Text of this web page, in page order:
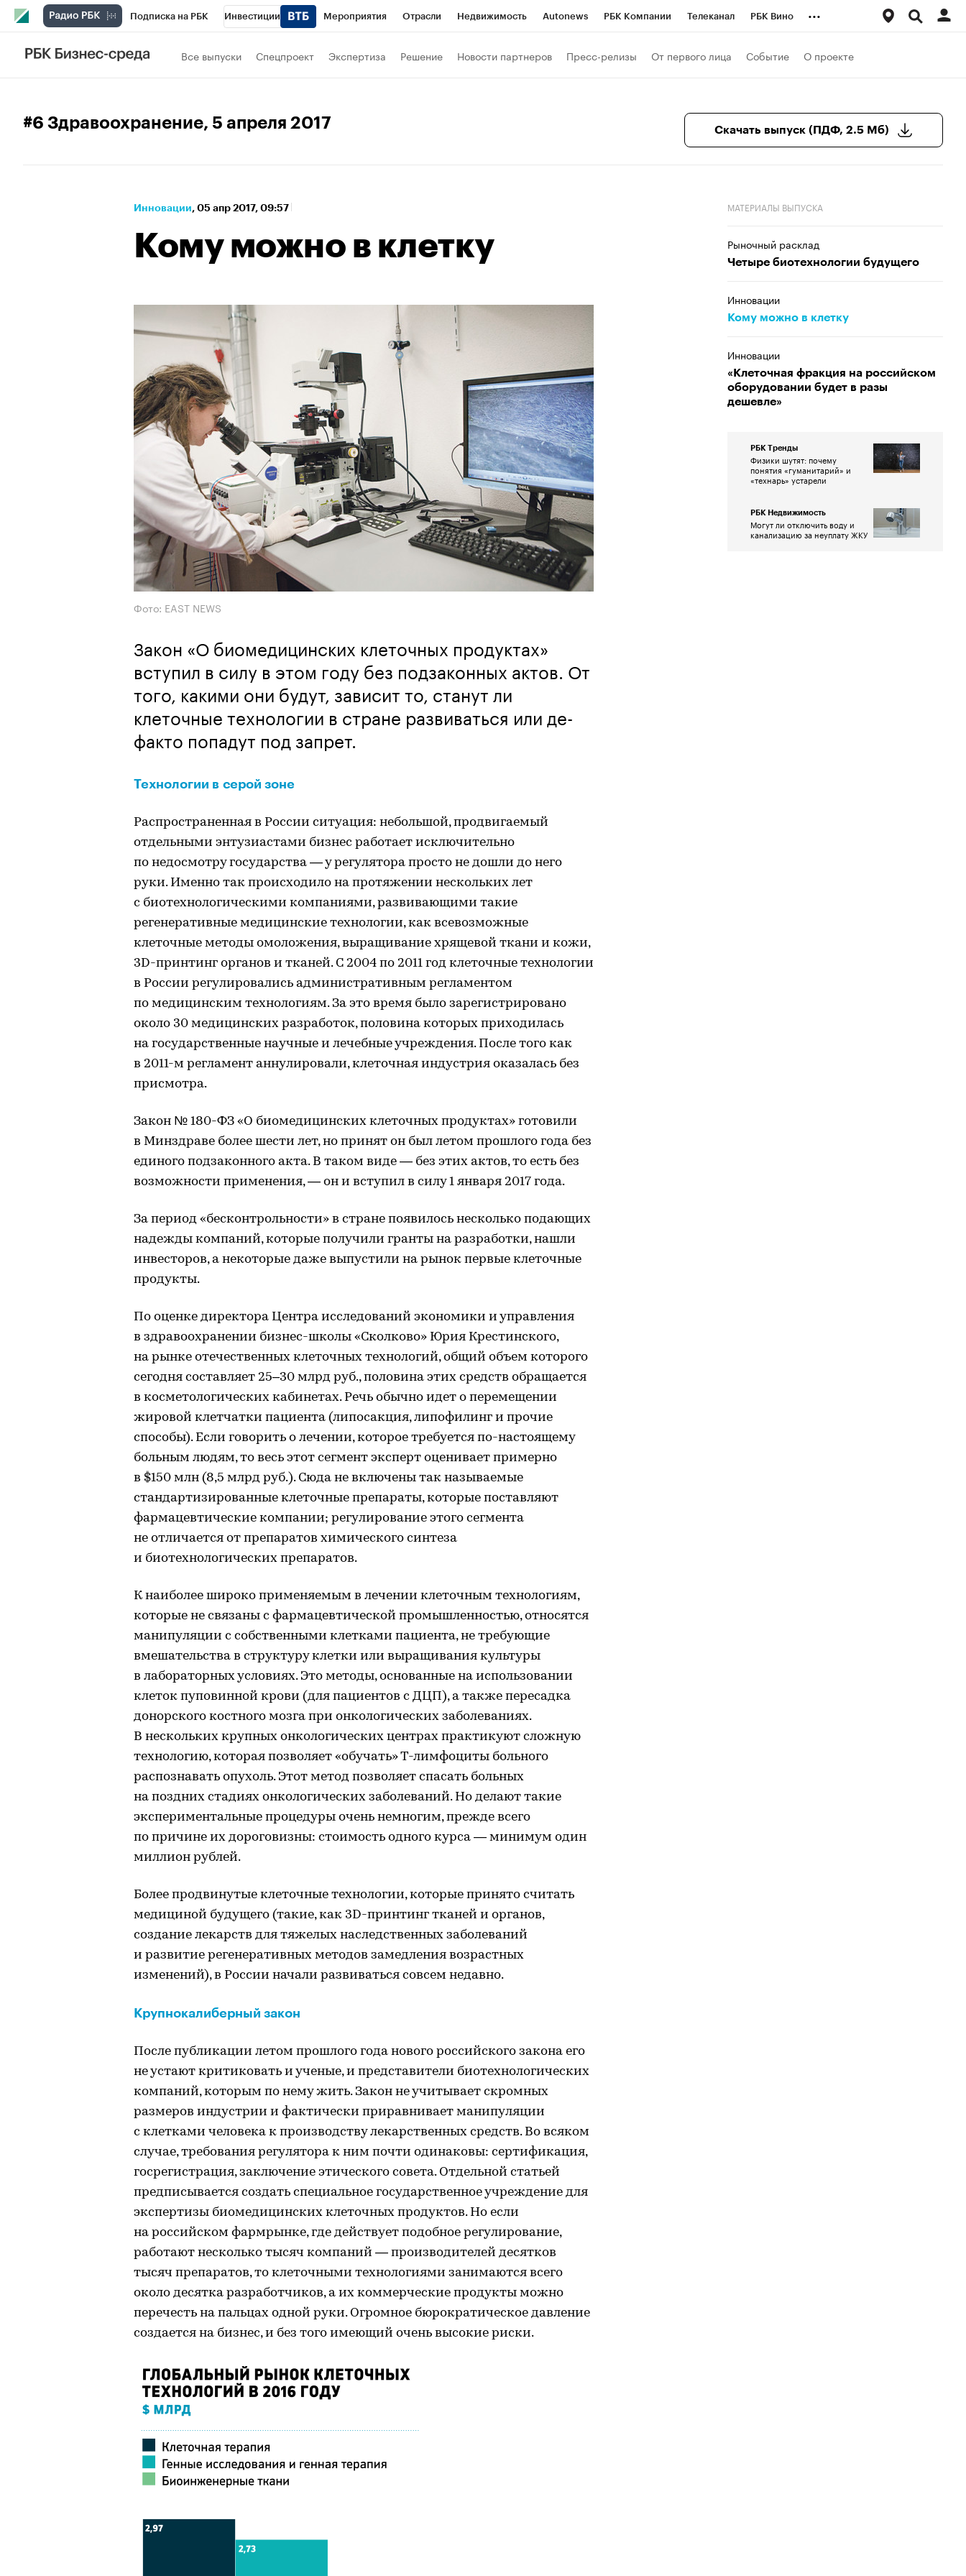
Подписка на РБК Инвестиции Мероприятия Отрасли Недвижимость Autonews РБК Компании Телеканал РБК Вино
Спорт
Бизнес
...
Все выпуски Спецпроект Экспертиза Решение Новости партнеров Пресс-релизы От первого лица Событие О проекте
#6 Здравоохранение, 5 апреля 2017 Скачать выпуск (ПДФ, 2.5 Мб)
Инновации⁠, 05 апр 2017, 09:57
Кому можно в клетку
Фото: EAST NEWS
Закон «О биомедицинских клеточных продуктах»
вступил в силу в этом году без подзаконных актов. От
того, какими они будут, зависит то, станут ли
клеточные технологии в стране развиваться или де-
факто попадут под запрет.
Технологии в серой зоне
Распространенная в России ситуация: небольшой, продвигаемый
отдельными энтузиастами бизнес работает исключительно
по недосмотру государства — у регулятора просто не дошли до него
руки. Именно так происходило на протяжении нескольких лет
с биотехнологическими компаниями, развивающими такие
регенеративные медицинские технологии, как всевозможные
клеточные методы омоложения, выращивание хрящевой ткани и кожи,
3D-принтинг органов и тканей. С 2004 по 2011 год клеточные технологии
в России регулировались административным регламентом
по медицинским технологиям. За это время было зарегистрировано
около 30 медицинских разработок, половина которых приходилась
на государственные научные и лечебные учреждения. После того как
в 2011-м регламент аннулировали, клеточная индустрия оказалась без
присмотра.
Закон № 180-ФЗ «О биомедицинских клеточных продуктах» готовили
в Минздраве более шести лет, но принят он был летом прошлого года без
единого подзаконного акта. В таком виде — без этих актов, то есть без
возможности применения, — он и вступил в силу 1 января 2017 года.
За период «бесконтрольности» в стране появилось несколько подающих
надежды компаний, которые получили гранты на разработки, нашли
инвесторов, а некоторые даже выпустили на рынок первые клеточные
продукты.
По оценке директора Центра исследований экономики и управления
в здравоохранении бизнес-школы «Сколково» Юрия Крестинского,
на рынке отечественных клеточных технологий, общий объем которого
сегодня составляет 25–30 млрд руб., половина этих средств обращается
в косметологических кабинетах. Речь обычно идет о перемещении
жировой клетчатки пациента (липосакция, липофилинг и прочие
способы). Если говорить о лечении, которое требуется по-настоящему
больным людям, то весь этот сегмент эксперт оценивает примерно
в $150 млн (8,5 млрд руб.). Сюда не включены так называемые
стандартизированные клеточные препараты, которые поставляют
фармацевтические компании; регулирование этого сегмента
не отличается от препаратов химического синтеза
и биотехнологических препаратов.
К наиболее широко применяемым в лечении клеточным технологиям,
которые не связаны с фармацевтической промышленностью, относятся
манипуляции с собственными клетками пациента, не требующие
вмешательства в структуру клетки или выращивания культуры
в лабораторных условиях. Это методы, основанные на использовании
клеток пуповинной крови (для пациентов с ДЦП), а также пересадка
донорского костного мозга при онкологических заболеваниях.
В нескольких крупных онкологических центрах практикуют сложную
технологию, которая позволяет «обучать» Т-лимфоциты больного
распознавать опухоль. Этот метод позволяет спасать больных
на поздних стадиях онкологических заболеваний. Но делают такие
экспериментальные процедуры очень немногим, прежде всего
по причине их дороговизны: стоимость одного курса — минимум один
миллион рублей.
Более продвинутые клеточные технологии, которые принято считать
медициной будущего (такие, как 3D-принтинг тканей и органов,
создание лекарств для тяжелых наследственных заболеваний
и развитие регенеративных методов замедления возрастных
изменений), в России начали развиваться совсем недавно.
Крупнокалиберный закон
После публикации летом прошлого года нового российского закона его
не устают критиковать и ученые, и представители биотехнологических
компаний, которым по нему жить. Закон не учитывает скромных
размеров индустрии и фактически приравнивает манипуляции
с клетками человека к производству лекарственных средств. Во всяком
случае, требования регулятора к ним почти одинаковы: сертификация,
госрегистрация, заключение этического совета. Отдельной статьей
предписывается создать специальное государственное учреждение для
экспертизы биомедицинских клеточных продуктов. Но если
на российском фармрынке, где действует подобное регулирование,
работают несколько тысяч компаний — производителей десятков
тысяч препаратов, то клеточными технологиями занимаются всего
около десятка разработчиков, а их коммерческие продукты можно
перечесть на пальцах одной руки. Огромное бюрократическое давление
создается на бизнес, и без того имеющий очень высокие риски.
МАТЕРИАЛЫ ВЫПУСКА
Рыночный расклад
Четыре биотехнологии будущего
Инновации
Кому можно в клетку
Инновации
«Клеточная фракция на российском
оборудовании будет в разы
дешевле»
РБК Тренды
Физики шутят: почему
понятия «гуманитарий» и
«технарь» устарели
РБК Недвижимость
Могут ли отключить воду и
канализацию за неуплату ЖКУ